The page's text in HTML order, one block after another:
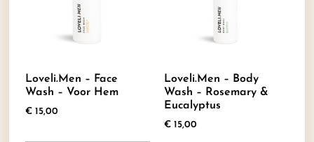
Loveli.men – Face
Wash – Voor Hem
€ 15,00
Loveli.men – Body
Wash – Rosemary &
Eucalyptus
€ 15,00